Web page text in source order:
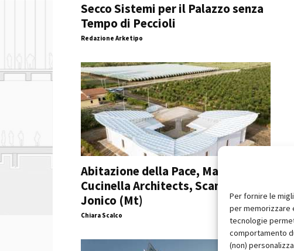
Per fornire le
per memorizzare
tecnologie
comportamento
(non)
Secco Sistemi per il Palazzo senza
Tempo di Peccioli
Redazione Arketipo
Abitazione della Pace, Mario
Cucinella Architects, Scanzano
Jonico (Mt)
Chiara Scalco